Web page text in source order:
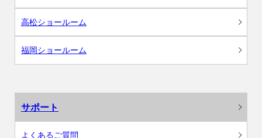
高松ショールーム
福岡ショールーム
サポート
よくあるご質問